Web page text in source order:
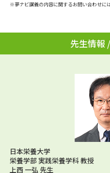
※夢ナビ講義の内容に関するお問い合わせに
先生情報
日本栄養大学
栄養学部 実践栄養学科 教授
上西 一弘 先生